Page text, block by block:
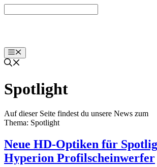
Inhalt
Menü
Spotlight
Auf dieser Seite findest du unsere News zum
Thema: Spotlight
Neue HD-Optiken für
Hyperion Profilscheinwerfer